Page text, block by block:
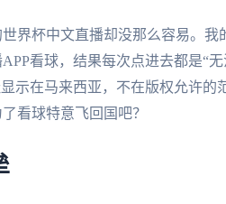
界杯中文直播却没那么容易。我
看球，结果每次点进去都是“
示在马来西亚，不在版权允许的
看球特意飞回国吧？